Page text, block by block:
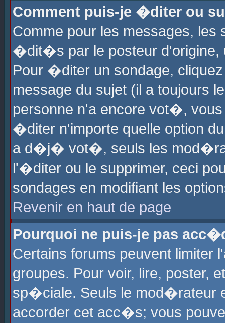
Comment puis-je �diter ou
Comme pour les messages,
�dit�s par le posteur d'origine,
Pour �diter un sondage,
message du sujet (il a toujours
personne n'a encore vot�,
�diter n'importe quelle option
a d�j� vot�, seuls les
l'�diter ou le supprimer, ceci
sondages en modifiant les
Revenir en haut de page
Pourquoi ne puis-je pas
Certains forums peuvent
groupes. Pour voir, lire, poster,
sp�ciale. Seuls le mod�rateur
accorder cet acc�s; vous